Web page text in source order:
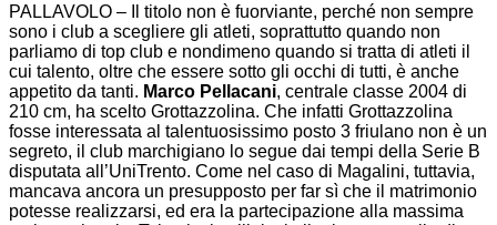
PALLAVOLO – Il titolo non è fuorviante, perché non sempre
sono i club a scegliere gli atleti, soprattutto quando non
parliamo di top club e nondimeno quando si tratta di atleti il
cui talento, oltre che essere sotto gli occhi di tutti, è anche
appetito da tanti. Marco Pellacani, centrale classe 2004 di
210 cm, ha scelto Grottazzolina. Che infatti Grottazzolina
fosse interessata al talentuosissimo posto 3 friulano non è un
segreto, il club marchigiano lo segue dai tempi della Serie B
disputata all’UniTrento. Come nel caso di Magalini, tuttavia,
mancava ancora un presupposto per far sì che il matrimonio
potesse realizzarsi, ed era la partecipazione alla massima